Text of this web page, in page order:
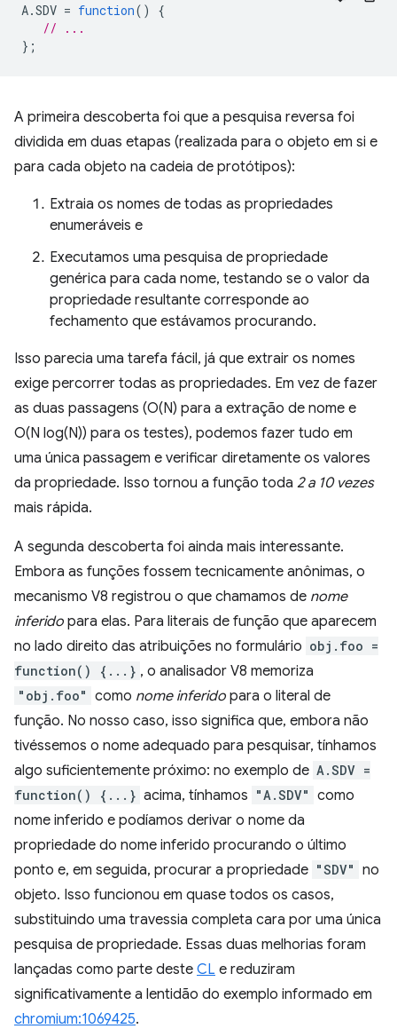
A.SDV = function()
{
// ...
};
A primeira descoberta foi que a pesquisa reversa foi
dividida em duas etapas (realizada para o objeto em si e
para cada objeto na cadeia de protótipos):
Extraia os nomes de todas as propriedades
enumeráveis e
Executamos uma pesquisa de propriedade
genérica para cada nome, testando se o valor da
propriedade resultante corresponde ao
fechamento que estávamos procurando.
Isso parecia uma tarefa fácil, já que extrair os nomes
exige percorrer todas as propriedades. Em vez de fazer
as duas passagens (O(N) para a extração de nome e
O(N log(N)) para os testes), podemos fazer tudo em
uma única passagem e verificar diretamente os valores
da propriedade. Isso tornou a função toda 2 a 10 vezes
mais rápida.
A segunda descoberta foi ainda mais interessante.
Embora as funções fossem tecnicamente anônimas, o
mecanismo V8 registrou o que chamamos de nome
inferido para elas. Para literais de função que aparecem
no lado direito das atribuições no formulário obj.foo =
function() {...} , o analisador V8 memoriza
"obj.foo" como nome inferido para o literal de
função. No nosso caso, isso significa que, embora não
tivéssemos o nome adequado para pesquisar, tínhamos
algo suficientemente próximo: no exemplo de A.SDV =
function() {...} acima, tínhamos "A.SDV" como
nome inferido e podíamos derivar o nome da
propriedade do nome inferido procurando o último
ponto e, em seguida, procurar a propriedade "SDV" no
objeto. Isso funcionou em quase todos os casos,
substituindo uma travessia completa cara por uma única
pesquisa de propriedade. Essas duas melhorias foram
lançadas como parte deste CL e reduziram
significativamente a lentidão do exemplo informado em
chromium:1069425.